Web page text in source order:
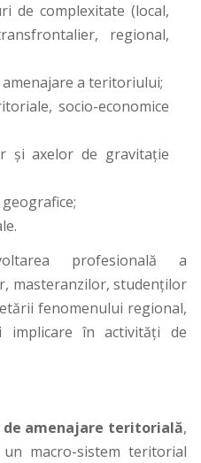
de complexitate (local,
regional,
a teritoriului;
socio-economice
şi axelor de gravitaţie
profesională a
masteranzilor, studenţilor
fenomenului regional,
implicare în activităţi de
de amenajare teritorială,
macro-sistem teritorial